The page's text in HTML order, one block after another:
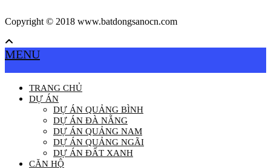
Copyright © 2018 www.batdongsanocn.com
MENU
TRANG CHỦ
DỰ ÁN
DỰ ÁN QUẢNG BÌNH
DỰ ÁN ĐÀ NẴNG
DỰ ÁN QUẢNG NAM
DỰ ÁN QUẢNG NGÃI
DỰ ÁN ĐẤT XANH
CĂN HỘ